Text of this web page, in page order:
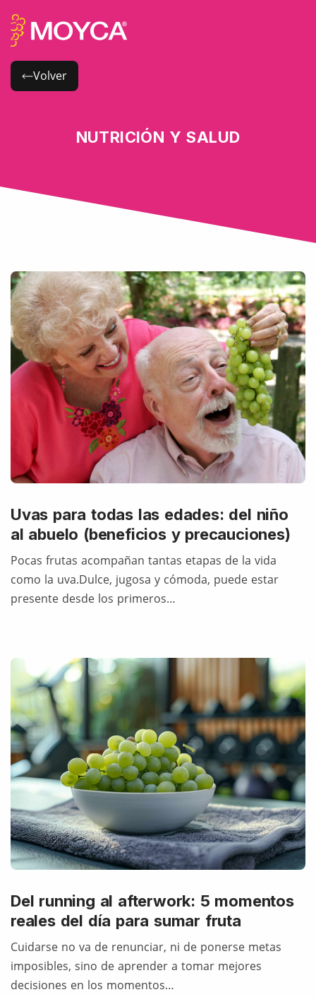
Volver
NUTRICIÓN Y SALUD
Uvas para todas las edades: del niño
al abuelo (beneficios y precauciones)
Pocas frutas acompañan tantas etapas de la vida
como la uva.Dulce, jugosa y cómoda, puede estar
presente desde los primeros…
Del running al afterwork: 5 momentos
reales del día para sumar fruta
Cuidarse no va de renunciar, ni de ponerse metas
imposibles, sino de aprender a tomar mejores
decisiones en los momentos…